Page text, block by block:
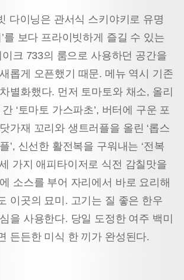
다이닝은 관서식 스키야키로 유명
’를 보다 프라이빗하게 즐길 수 있는
크 733의 룸으로 사용하던 공간을
롭게 오픈했기 때문. 메뉴 역시 기존
별화했다. 먼저 토마토와 채소, 올리
‘토마토 가스파초’, 버터에 구운 포
가재 꼬리와 생트러플을 올린 ‘롭스
’, 신선한 활전복을 구워내는 ‘전복
가지 애피타이저로 식전 감칠맛을
소스를 부어 자리에서 바로 요리해
이곳의 묘미. 고기는 질 좋은 한우
을 사용한다. 당일 도정한 여주 백미
든든한 미식 한 끼가 완성된다.